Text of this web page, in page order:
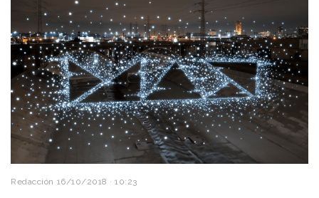
Redacción 16/10/2018 · 10:23